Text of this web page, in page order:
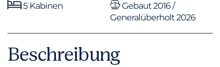
5 Kabinen
Gebaut 2016 /
Generalüberholt 2026
Beschreibung